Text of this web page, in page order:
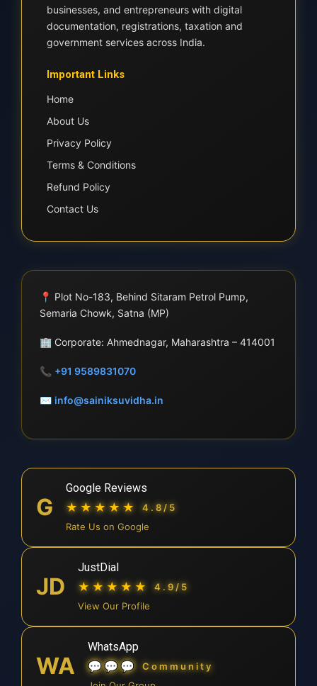
businesses, and entrepreneurs with digital
documentation, registrations, taxation and
government services across India.
Important Links
Home
About Us
Privacy Policy
Terms & Conditions
Refund Policy
Contact Us
📍 Plot No-183, Behind Sitaram Petrol Pump,
Semaria Chowk, Satna (MP)
🏢 Corporate: Ahmednagar, Maharashtra – 414001
📞 +91 9589831070
✉ info@sainiksuvidha.in
G
Google Reviews
★★★★★
4.8/5
Rate Us on Google
JD
JustDial
★★★★★
4.9/5
View Our Profile
WA
WhatsApp
💬💬💬
Community